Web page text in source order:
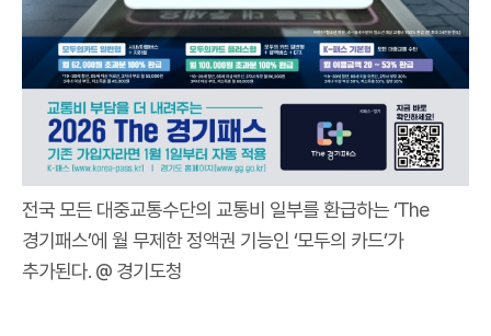
전국 모든 대중교통수단의 교통비 일부를 환급하는 ‘The
경기패스’에 월 무제한 정액권 기능인 ‘모두의 카드’가
추가된다. @ 경기도청